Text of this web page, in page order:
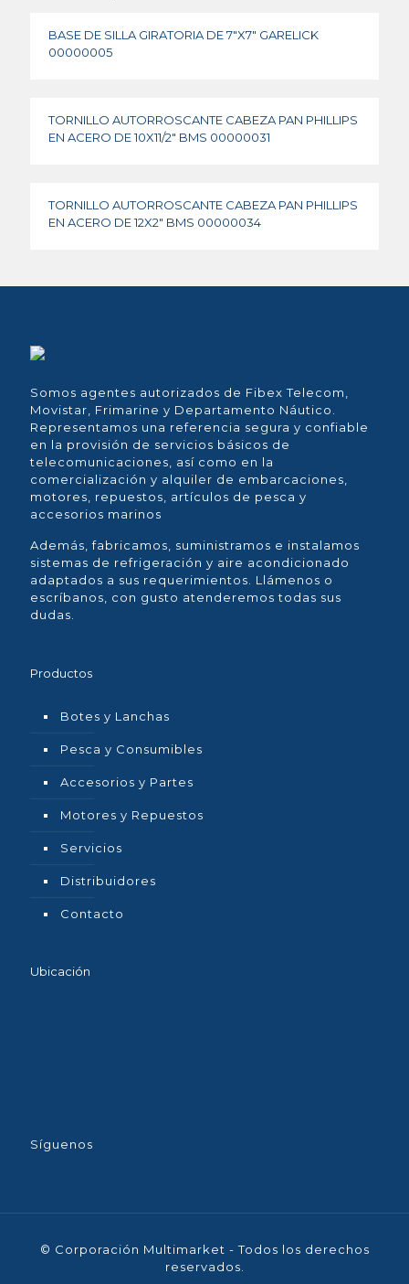
BASE DE SILLA GIRATORIA DE 7″X7″ GARELICK
00000005
TORNILLO AUTORROSCANTE CABEZA PAN PHILLIPS
EN ACERO DE 10X11/2″ BMS 00000031
TORNILLO AUTORROSCANTE CABEZA PAN PHILLIPS
EN ACERO DE 12X2″ BMS 00000034
Somos agentes autorizados de Fibex Telecom,
Movistar, Frimarine y Departamento Náutico.
Representamos una referencia segura y confiable
en la provisión de servicios básicos de
telecomunicaciones, así como en la
comercialización y alquiler de embarcaciones,
motores, repuestos, artículos de pesca y
accesorios marinos
Además, fabricamos, suministramos e instalamos
sistemas de refrigeración y aire acondicionado
adaptados a sus requerimientos. Llámenos o
escríbanos, con gusto atenderemos todas sus
dudas.
Productos
Botes y Lanchas
Pesca y Consumibles
Accesorios y Partes
Motores y Repuestos
Servicios
Distribuidores
Contacto
Ubicación
Síguenos
© Corporación Multimarket - Todos los derechos
reservados.